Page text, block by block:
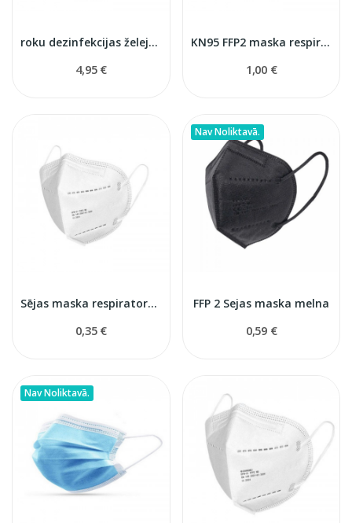
roku dezinfekcijas želeja 450 ml
4,95 €
KN95 FFP2 maska respirators
1,00 €
Sējas maska respirators FFP2
0,35 €
Nav Noliktavā.
FFP 2 Sejas maska melna
0,59 €
Nav Noliktavā.